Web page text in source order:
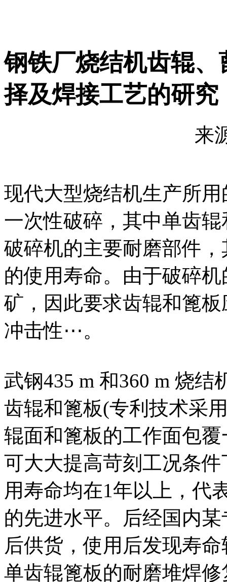
钢铁厂烧结机齿辊
择及焊接工艺的研究
来
现代大型烧结机生产所
一次性破碎，其中单齿
破碎机的主要耐磨部件
的使用寿命。由于破碎
矿，因此要求齿辊和篦
冲击性⋯。
武钢435 m 和360 m 烧
齿辊和篦板(专利技术采
辊面和篦板的工作面包
可大大提高苛刻工况条
用寿命均在1年以上，代
的先进水平。后经国内
后供货，使用后发现寿
单齿辊篦板的耐磨堆焊